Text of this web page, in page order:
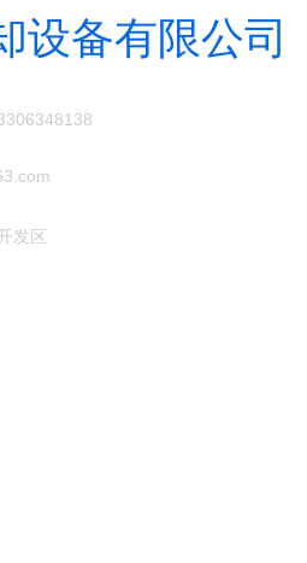
发区
设备有限公司